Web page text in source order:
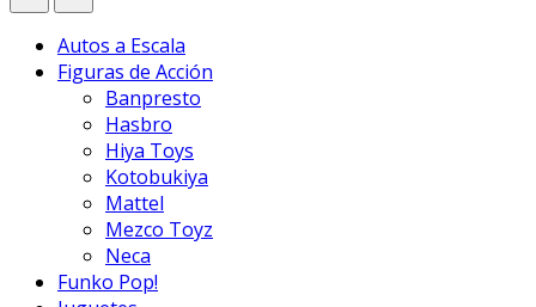
Autos a Escala
Figuras de Acción
Banpresto
Hasbro
Hiya Toys
Kotobukiya
Mattel
Mezco Toyz
Neca
Funko Pop!